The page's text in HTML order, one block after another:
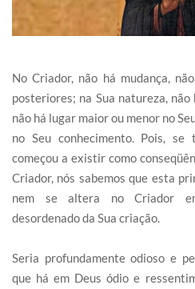
No Criador, não há mudança,
posteriores; na Sua natureza,
não há lugar maior ou menor no
no Seu conhecimento. Pois,
começou a existir como
Criador, nós sabemos que esta
nem se altera no Criador
desordenado da Sua criação.
Seria profundamente odioso e
que há em Deus ódio e